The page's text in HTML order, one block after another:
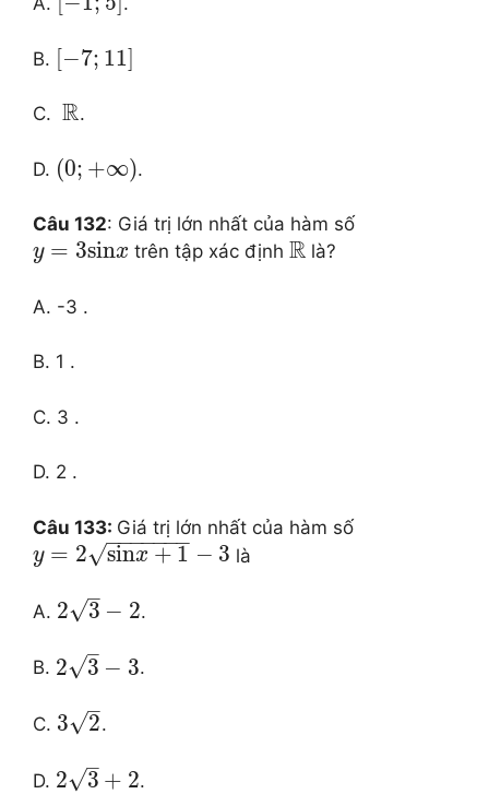
B. [−7; 11]
C. R.
D. (0; +∞).
Câu 132: Giá trị lớn nhất của hàm số
y = 3sinx trên tập xác địnhR là?
A. -3 .
B. 1 .
C. 3 .
D. 2 .
Câu 133: Giá trị lớn nhất của hàm số
y = 2 sinx + 1
− −
−−−−−
√ − 3 là
A. 2 3
–
√ − 2.
B. 2 3
–
√ − 3.
C. 3 2
–
√ .
D. 2 3
–
√ + 2.